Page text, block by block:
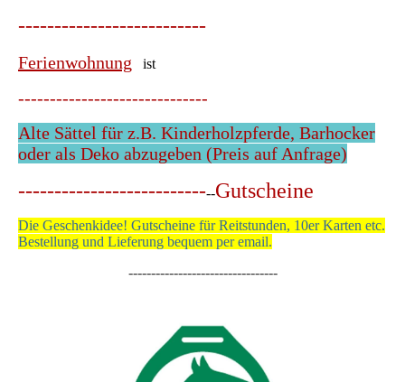
--------------------------
Ferienwohnung ist
------------------------------
Alte Sättel für z.B. Kinderholzpferde, Barhocker
oder als Deko abzugeben (Preis auf Anfrage)
----------------------------Gutscheine
Die Geschenkidee! Gutscheine für Reitstunden, 10er Karten etc.
Bestellung und Lieferung bequem per email.
---------------------------------